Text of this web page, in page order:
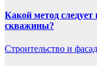
Какой метод следует
скважины?
Строительство и фасад